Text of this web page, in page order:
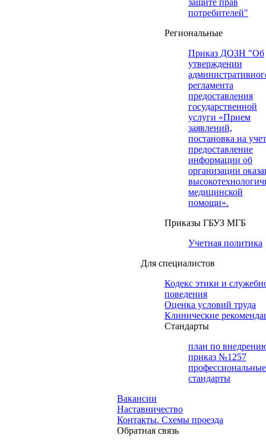
защите прав
потребителей"
Региональные
Приказ ДОЗН "Об
утверждении
регламента
предоставления
государственной
услуги «Прием
заявлений,
постановка на
предоставление
информации об
организации
медицинской
помощи».
Приказы ГБУЗ МГБ
Учетная политика
Для специалистов
Кодекс этики и
поведения
Оценка условий труда
Клинические
Cтандарты
план по
приказ №1257
профессиональные
стандарты
Вакансии
Наставничество
Контакты. Схемы проезда
Обратная связь